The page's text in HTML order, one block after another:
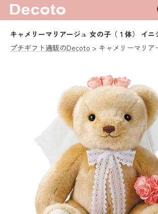
キャメリーマリアージュ 女の子（１体） イニ
プチギフト通販のDecoto
キャメリーマリ